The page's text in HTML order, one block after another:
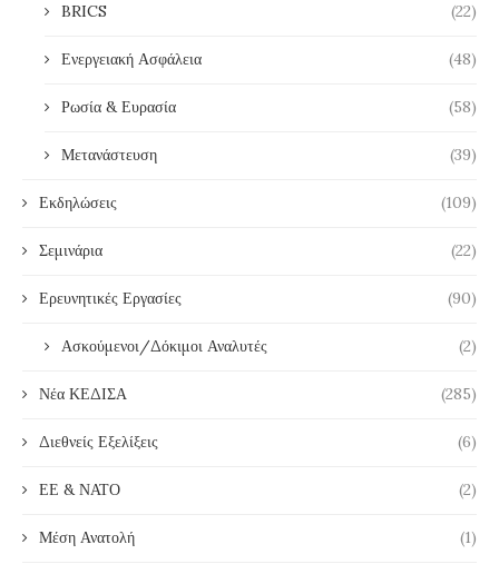
BRICS (22)
Ενεργειακή Ασφάλεια (48)
Ρωσία & Ευρασία (58)
Μετανάστευση (39)
Εκδηλώσεις (109)
Σεμινάρια (22)
Ερευνητικές Εργασίες (90)
Ασκούμενοι/Δόκιμοι Αναλυτές (2)
Νέα ΚΕΔΙΣΑ (285)
Διεθνείς Εξελίξεις (6)
ΕΕ & ΝΑΤΟ (2)
Μέση Ανατολή (1)